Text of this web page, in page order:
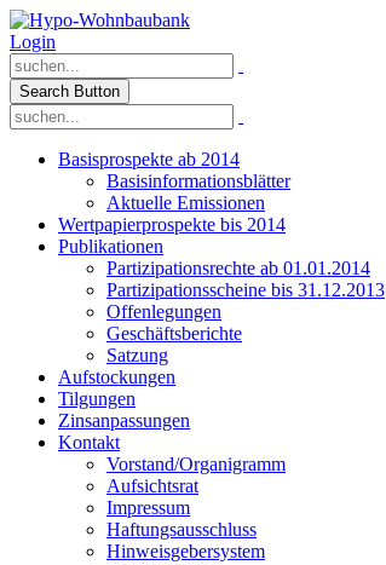
Login
Search Button
Basisprospekte ab 2014
Basisinformationsblätter
Aktuelle Emissionen
Wertpapierprospekte bis 2014
Publikationen
Partizipationsrechte ab 01.01.2014
Partizipationsscheine bis 31.12.2013
Offenlegungen
Geschäftsberichte
Satzung
Aufstockungen
Tilgungen
Zinsanpassungen
Kontakt
Vorstand/Organigramm
Aufsichtsrat
Impressum
Haftungsausschluss
Hinweisgebersystem